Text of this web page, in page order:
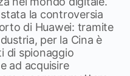
la controversia
di Huawei: tramite
per la Cina è
di spionaggio
ad acquisire